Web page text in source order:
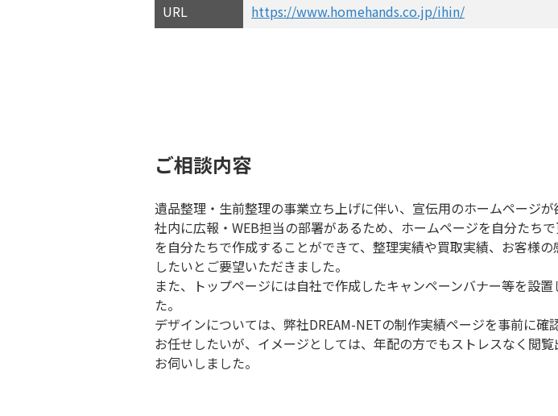
URL https://www.homehands.co.jp/ihin/
ご相談内容
遺品整理・生前整理の事業立ち上げに伴い、宣伝用のホームページが
社内に広報・WEB担当の部署があるため、ホームページを自分たち
を自分たちで作成することができて、整理実績や買取実績、お客様
したいとご要望いただきました。
また、トップページには自社で作成したキャンペーンバナー等を設
た。
デザインについては、弊社DREAM-NETの制作実績ページを事前に
お任せしたいが、イメージとしては、年配の方でもストレスなく閲
お伺いしました。